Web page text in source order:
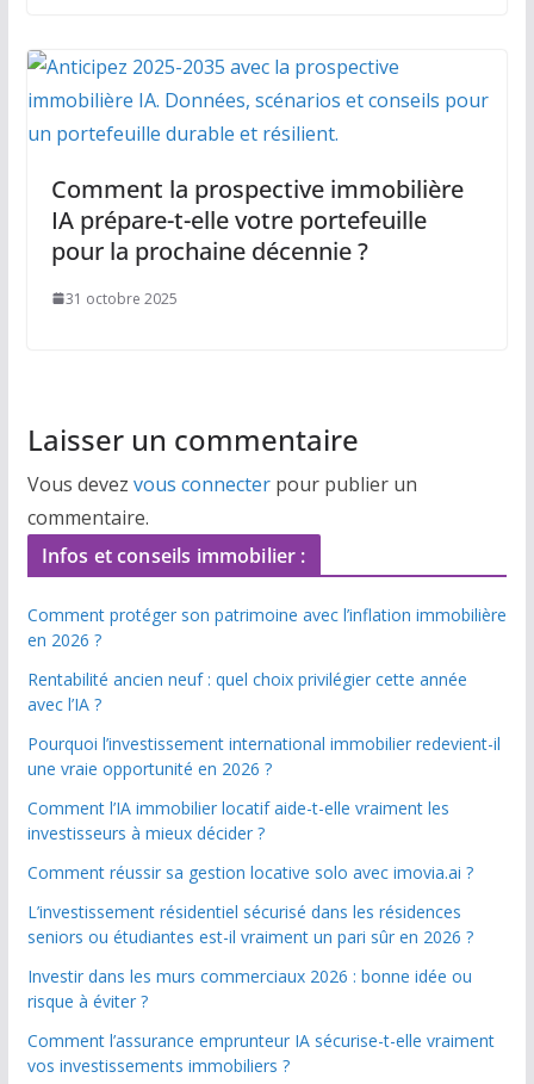
Comment la prospective immobilière
IA prépare-t-elle votre portefeuille
pour la prochaine décennie ?
31 octobre 2025
Laisser un commentaire
Vous devez vous connecterpour publier un
commentaire.
Infos et conseils immobilier :
Comment protéger son patrimoine avec l’inflation immobilière
en 2026 ?
Rentabilité ancien neuf : quel choix privilégier cette année
avec l’IA ?
Pourquoi l’investissement international immobilier redevient-il
une vraie opportunité en 2026 ?
Comment l’IA immobilier locatif aide-t-elle vraiment les
investisseurs à mieux décider ?
Comment réussir sa gestion locative solo avec imovia.ai ?
L’investissement résidentiel sécurisé dans les résidences
seniors ou étudiantes est-il vraiment un pari sûr en 2026 ?
Investir dans les murs commerciaux 2026 : bonne idée ou
risque à éviter ?
Comment l’assurance emprunteur IA sécurise-t-elle vraiment
vos investissements immobiliers ?